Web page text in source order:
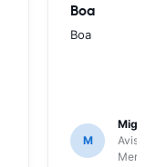
Boa
Boa
M
Avis